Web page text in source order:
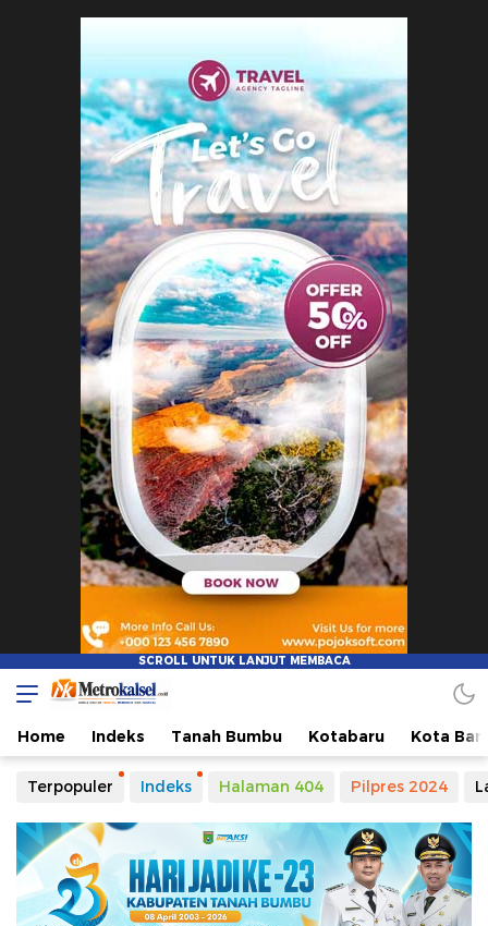
Home Indeks Tanah Bumbu Kotabaru Kota
Terpopuler Indeks Halaman 404 Pilpres 2024